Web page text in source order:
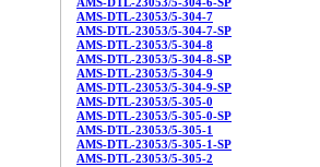
AMS-DTL-23053/5-304-7
AMS-DTL-23053/5-304-7-SP
AMS-DTL-23053/5-304-8
AMS-DTL-23053/5-304-8-SP
AMS-DTL-23053/5-304-9
AMS-DTL-23053/5-304-9-SP
AMS-DTL-23053/5-305-0
AMS-DTL-23053/5-305-0-SP
AMS-DTL-23053/5-305-1
AMS-DTL-23053/5-305-1-SP
AMS-DTL-23053/5-305-2